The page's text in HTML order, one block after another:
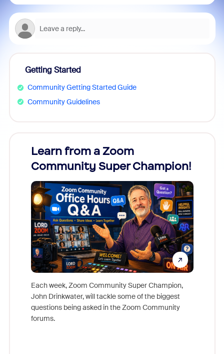
Getting Started
Community Getting Started Guide
Community Guidelines
Learn from a Zoom
Community Super Champion!
Each week, Zoom Community Super Champion,
John Drinkwater, will tackle some of the biggest
questions being asked in the Zoom Community
forums.